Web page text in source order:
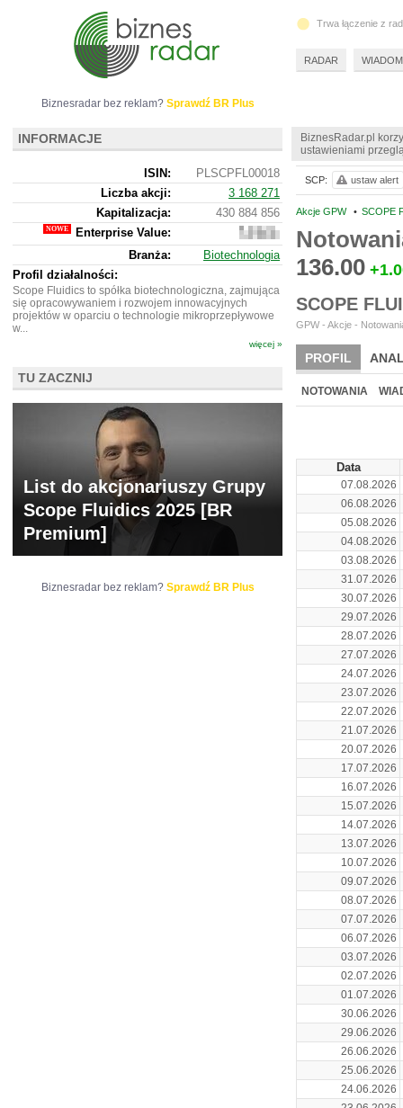
BiznesRadar.pl
ustawieniami
Akcje GPW • SCOPE
136.00
SCOPE
GPW - Akcje -
PROFIL
WYCENA BR
NOTOWANIA
Data
07.08.2026
06.08.2026
05.08.2026
04.08.2026
03.08.2026
31.07.2026
30.07.2026
29.07.2026
28.07.2026
27.07.2026
24.07.2026
23.07.2026
22.07.2026
21.07.2026
20.07.2026
17.07.2026
16.07.2026
15.07.2026
14.07.2026
13.07.2026
10.07.2026
09.07.2026
08.07.2026
07.07.2026
06.07.2026
03.07.2026
02.07.2026
01.07.2026
30.06.2026
29.06.2026
26.06.2026
25.06.2026
24.06.2026
SCP: ustaw alert
Biznesradar bez reklam? Sprawdź BR Plus
INFORMACJE
ISIN:
PLSCPFL00018
Liczba akcji:
3 168 271
Kapitalizacja:
430 884 856
Enterprise Value:
359
048
856
Branża:
Biotechnologia
Profil działalności:
Scope Fluidics to spółka biotechnologiczna, zajmująca
się opracowywaniem i rozwojem innowacyjnych
projektów w oparciu o technologie mikroprzepływowe
w...
więcej »
TU ZACZNIJ
List do akcjonariuszy Grupy
Scope Fluidics 2025 [BR
Premium]
Biznesradar bez reklam? Sprawdź BR Plus
Trwa łączenie z
RADAR